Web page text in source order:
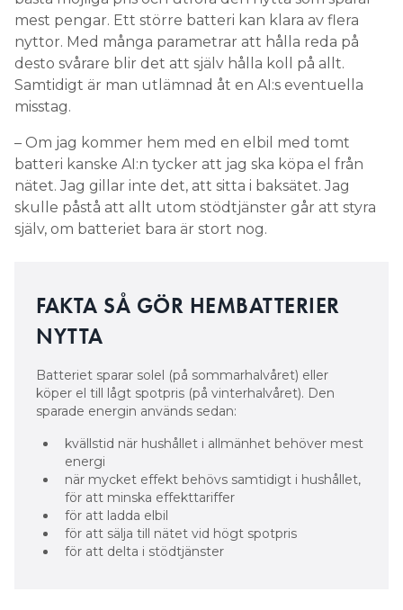
En annan aspekt, när kapaciteten minskar, är att
batteriet kan komma att utnyttjas hårdare, alltså
laddas ur med högre C-tal, för att avge samma
effekt.
– Om du började med 40 kWh och batteriet har
degraderats till 20 kWh då slits det mer om du
använder det för samma tillämpning som från
början.
Om effektuttaget är detsamma kommer det
kWh blir C-talet 0,125 (5/40). Men om kapaciteten
alltså det dubbla. Ju högre C-tal desto mer slitage.
mest pengar. Ett större batteri kan klara av flera
nyttor. Med många parametrar att hålla reda på
desto svårare blir det att själv hålla koll på allt.
Samtidigt är man utlämnad åt en AI:s eventuella
misstag.
– Om jag kommer hem med en elbil med tomt
batteri kanske AI:n tycker att jag ska köpa el från
nätet. Jag gillar inte det, att sitta i baksätet. Jag
skulle påstå att allt utom stödtjänster går att styra
själv, om batteriet bara är stort nog.
FAKTA SÅ GÖR HEMBATTERIER
NYTTA
Batteriet sparar solel (på sommarhalvåret) eller
köper el till lågt spotpris (på vinterhalvåret). Den
sparade energin används sedan:
kvällstid när hushållet i allmänhet behöver mest
energi
när mycket effekt behövs samtidigt i hushållet,
för att minska effekttariffer
för att ladda elbil
för att sälja till nätet vid högt spotpris
för att delta i stödtjänster